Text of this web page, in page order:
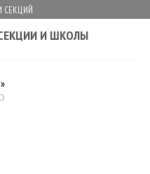
СЕКЦИЙ
СЕКЦИИ И ШКОЛЫ